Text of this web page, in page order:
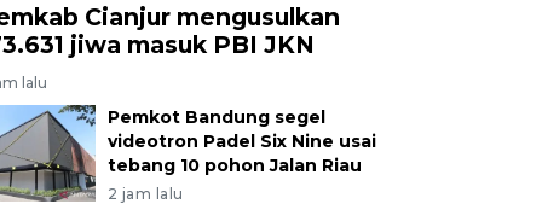
Cianjur mengusulkan
jiwa masuk PBI JKN
lalu
Pemkot Bandung segel
videotron Padel Six Nine usai
tebang 10 pohon Jalan Riau
2 jam lalu